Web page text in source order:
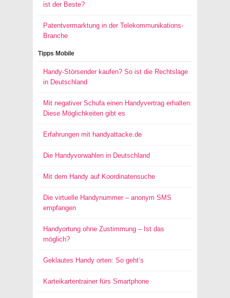
ist der Beste?
Patentvermarktung in der Telekommunikations-
Branche
Tipps Mobile
Handy-Störsender kaufen? So ist die Rechtslage
in Deutschland
Mit negativer Schufa einen Handyvertrag erhalten:
Diese Möglichkeiten gibt es
Erfahrungen mit handyattacke.de
Die Handyvorwahlen in Deutschland
Mit dem Handy auf Koordinatensuche
Die virtuelle Handynummer – anonym SMS
empfangen
Handyortung ohne Zustimmung – Ist das
möglich?
Geklautes Handy orten: So geht’s
Karteikartentrainer fürs Smartphone